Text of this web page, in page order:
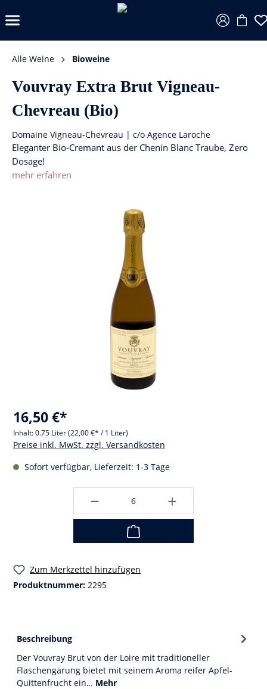
Alle Weine Bioweine
Vouvray Extra Brut Vigneau-
Chevreau (Bio)
Domaine Vigneau-Chevreau | c/o Agence Laroche
Eleganter Bio-Cremant aus der Chenin Blanc Traube, Zero
Dosage!
mehr erfahren
16,50 €*
Inhalt:0.75 Liter(22,00 €* / 1 Liter)
Preise inkl. MwSt. zzgl. Versandkosten
Sofort verfügbar, Lieferzeit: 1-3 Tage
Zum Merkzettel hinzufügen
Produktnummer: 2295
Beschreibung
Der Vouvray Brut von der Loire mit traditioneller
Flaschengärung bietet mit seinem Aroma reifer Apfel-
Quittenfrucht ein… Mehr